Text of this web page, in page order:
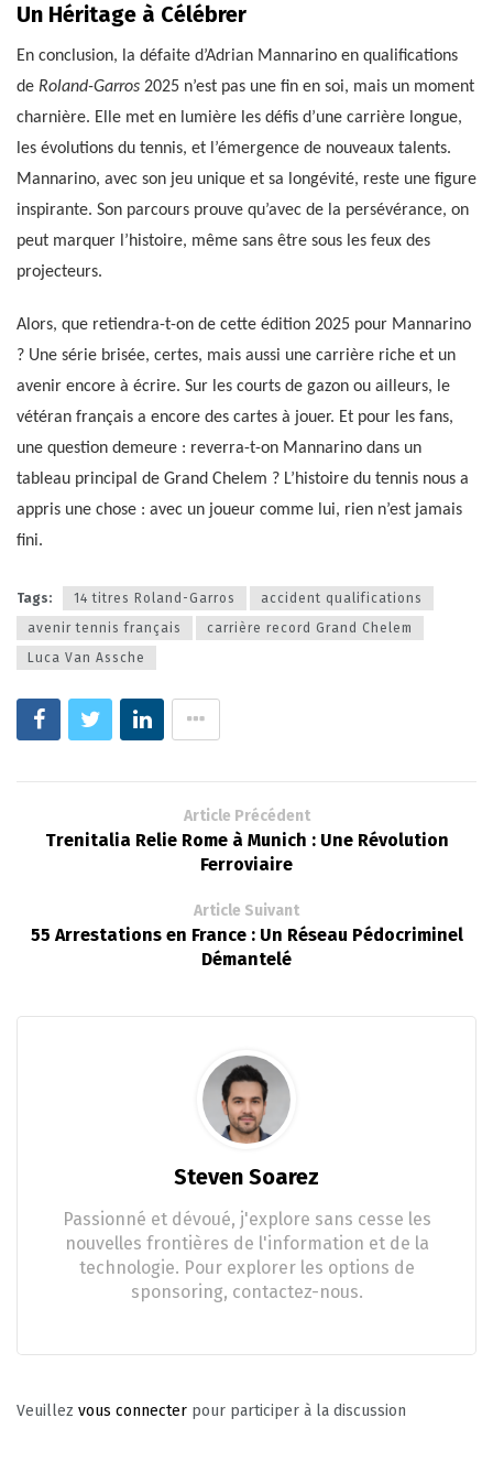
Un Héritage à Célébrer
En conclusion, la défaite d’Adrian Mannarino en qualifications
de Roland-Garros 2025 n’est pas une fin en soi, mais un moment
charnière. Elle met en lumière les défis d’une carrière longue,
les évolutions du tennis, et l’émergence de nouveaux talents.
Mannarino, avec son jeu unique et sa longévité, reste une figure
inspirante. Son parcours prouve qu’avec de la persévérance, on
peut marquer l’histoire, même sans être sous les feux des
projecteurs.
Alors, que retiendra-t-on de cette édition 2025 pour Mannarino
? Une série brisée, certes, mais aussi une carrière riche et un
avenir encore à écrire. Sur les courts de gazon ou ailleurs, le
vétéran français a encore des cartes à jouer. Et pour les fans,
une question demeure : reverra-t-on Mannarino dans un
tableau principal de Grand Chelem ? L’histoire du tennis nous a
appris une chose : avec un joueur comme lui, rien n’est jamais
fini.
Tags: 14 titres Roland-Garros
accident qualifications
avenir tennis français
carrière record Grand Chelem
Luca Van Assche
Article Précédent
Trenitalia Relie Rome à Munich : Une Révolution
Ferroviaire
Article Suivant
55 Arrestations en France : Un Réseau Pédocriminel
Démantelé
Steven Soarez
Passionné et dévoué, j'explore sans cesse les
nouvelles frontières de l'information et de la
technologie. Pour explorer les options de
sponsoring, contactez-nous.
Veuillez vous connecter pour participer à la discussion